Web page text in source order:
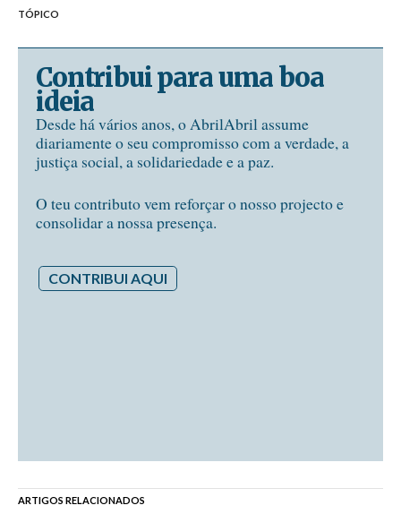
TÓPICO
Contribui para uma boa
ideia
Desde há vários anos, o AbrilAbril assume
diariamente o seu compromisso com a verdade, a
justiça social, a solidariedade e a paz.
O teu contributo vem reforçar o nosso projecto e
consolidar a nossa presença.
CONTRIBUI AQUI
ARTIGOS RELACIONADOS